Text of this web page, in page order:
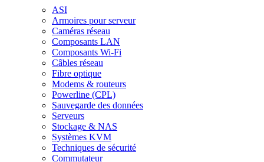
ASI
Armoires pour serveur
Caméras réseau
Composants LAN
Composants Wi-Fi
Câbles réseau
Fibre optique
Modems & routeurs
Powerline (CPL)
Sauvegarde des données
Serveurs
Stockage & NAS
Systèmes KVM
Techniques de sécurité
Commutateur